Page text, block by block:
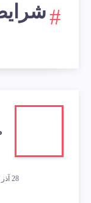
28 آذر 1402